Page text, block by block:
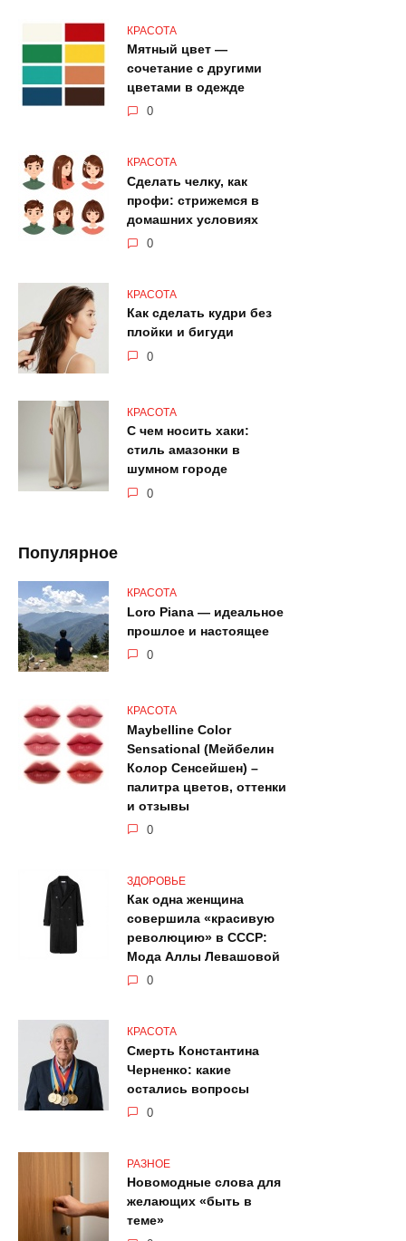
КРАСОТА
Мятный цвет —
сочетание с другими
цветами в одежде
0
КРАСОТА
Сделать челку, как
профи: стрижемся в
домашних условиях
0
КРАСОТА
Как сделать кудри без
плойки и бигуди
0
КРАСОТА
С чем носить хаки:
стиль амазонки в
шумном городе
0
Популярное
КРАСОТА
Loro Piana — идеальное
прошлое и настоящее
0
КРАСОТА
Maybelline Color
Sensational (Мейбелин
Колор Сенсейшен) –
палитра цветов, оттенки
и отзывы
0
ЗДОРОВЬЕ
Как одна женщина
совершила «красивую
революцию» в СССР:
Мода Аллы Левашовой
0
КРАСОТА
Смерть Константина
Черненко: какие
остались вопросы
0
РАЗНОЕ
Новомодные слова для
желающих «быть в
теме»